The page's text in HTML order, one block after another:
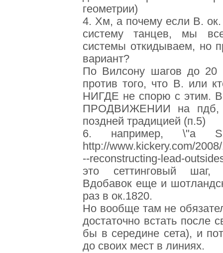
геометрии)
4. Хм, а почему если В. ок.
систему танцев, мы
системы откидываем, но
вариант?
По Вилсону шагов до 20
против того, что В. или
НИГДЕ не спорю с этим.
ПРОДВИЖЕНИИ на пдб,
поздней традицией (п.5)
6. например, \"a
http://www.kickery.com/
--reconstructing-lead-
это сеттинговый шаг,
Вдобавок еще и
раз в ок.1820.
Но вообще там не
достаточно встать после
бы в середине сета), и
до своих мест в линиях.